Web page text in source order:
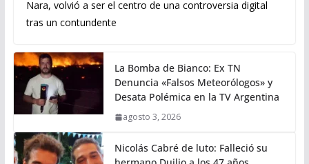
Nara, volvió a ser el centro de una controversia digital
tras un contundente
La Bomba de Bianco: Ex TN
Denuncia «Falsos Meteorólogos» y
Desata Polémica en la TV Argentina
agosto 3, 2026
Nicolás Cabré de luto: Falleció su